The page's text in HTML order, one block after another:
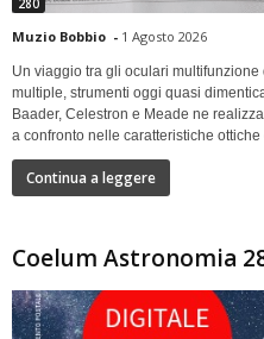
280
Muzio Bobbio - 1 Agosto 2026
Un viaggio tra gli oculari
multiple, strumenti oggi quasi
Baader, Celestron e Meade ne
a confronto nelle caratteristiche
Continua a leggere
Coelum Astronomia